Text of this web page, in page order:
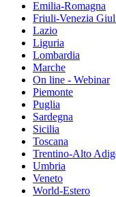
Emilia-Romagna
Friuli-Venezia
Lazio
Liguria
Lombardia
Marche
On line - Webinar
Piemonte
Puglia
Sardegna
Sicilia
Toscana
Trentino-Alto
Umbria
Veneto
World-Estero